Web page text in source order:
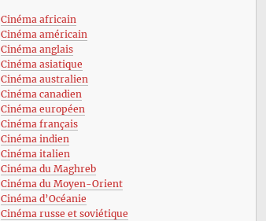
Cinéma africain
Cinéma américain
Cinéma anglais
Cinéma asiatique
Cinéma australien
Cinéma canadien
Cinéma européen
Cinéma français
Cinéma indien
Cinéma italien
Cinéma du Maghreb
Cinéma du Moyen-Orient
Cinéma d’Océanie
Cinéma russe et soviétique